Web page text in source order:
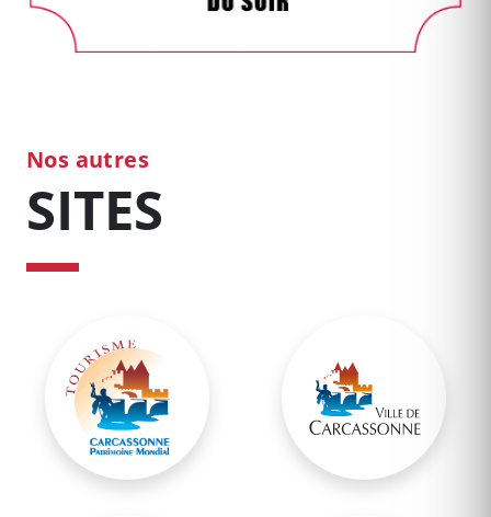
Nos autres
SITES
Office Municipal de Tourisme Site Officiel de